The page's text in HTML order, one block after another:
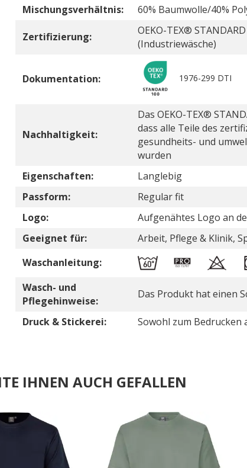
Mischungsverhältnis:
60% Baumwolle/40%
Zertifizierung:
OEKO-TEX®
(Industriewäsche)
Dokumentation: 1976-299 DTI
Nachhaltigkeit:
Das OEKO-TEX®
dass alle Teile des
gesundheits- und
wurden
Eigenschaften:
Langlebig
Passform:
Regular fit
Logo:
Aufgenähtes Logo an
Geeignet für:
Arbeit, Pflege & Klinik,
Waschanleitung:
Wasch- und
Pflegehinweise:
Das Produkt hat einen
Druck & Stickerei: Sowohl zum Bedrucken
IHNEN AUCH GEFALLEN